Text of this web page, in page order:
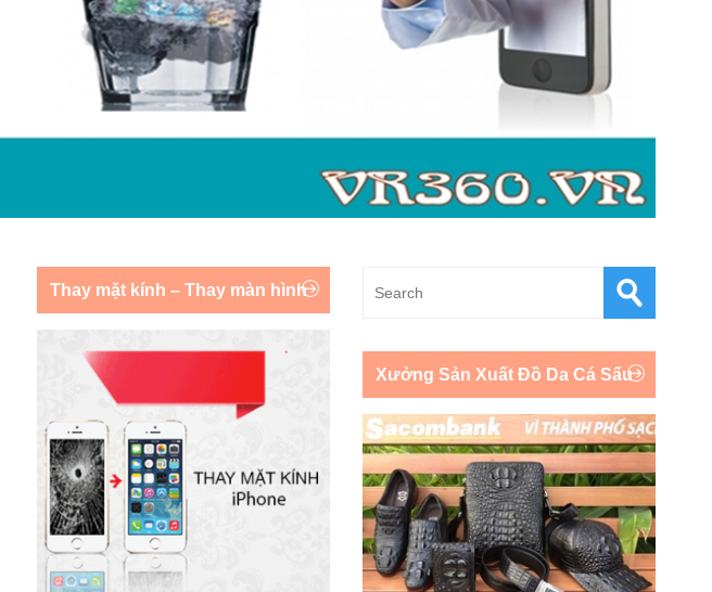
Thay mặt kính – Thay màn hình
Xưởng Sản Xuất Đồ Da Cá Sấu